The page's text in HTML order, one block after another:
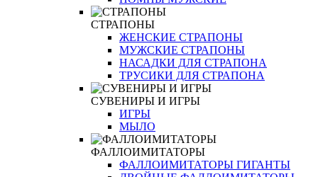
СТРАПОНЫ
ЖЕНСКИЕ СТРАПОНЫ
МУЖСКИЕ СТРАПОНЫ
НАСАДКИ ДЛЯ СТРАПОНА
ТРУСИКИ ДЛЯ СТРАПОНА
СУВЕНИРЫ И ИГРЫ
ИГРЫ
МЫЛО
ФАЛЛОИМИТАТОРЫ
ФАЛЛОИМИТАТОРЫ ГИГАНТЫ